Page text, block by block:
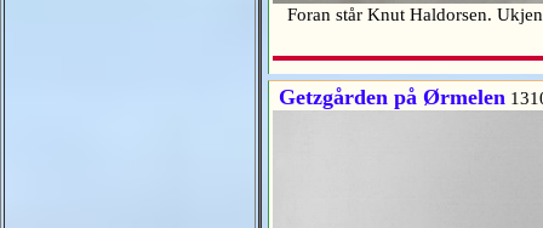
Foran står Knut Haldorsen.
Getzgården på Ørmelen